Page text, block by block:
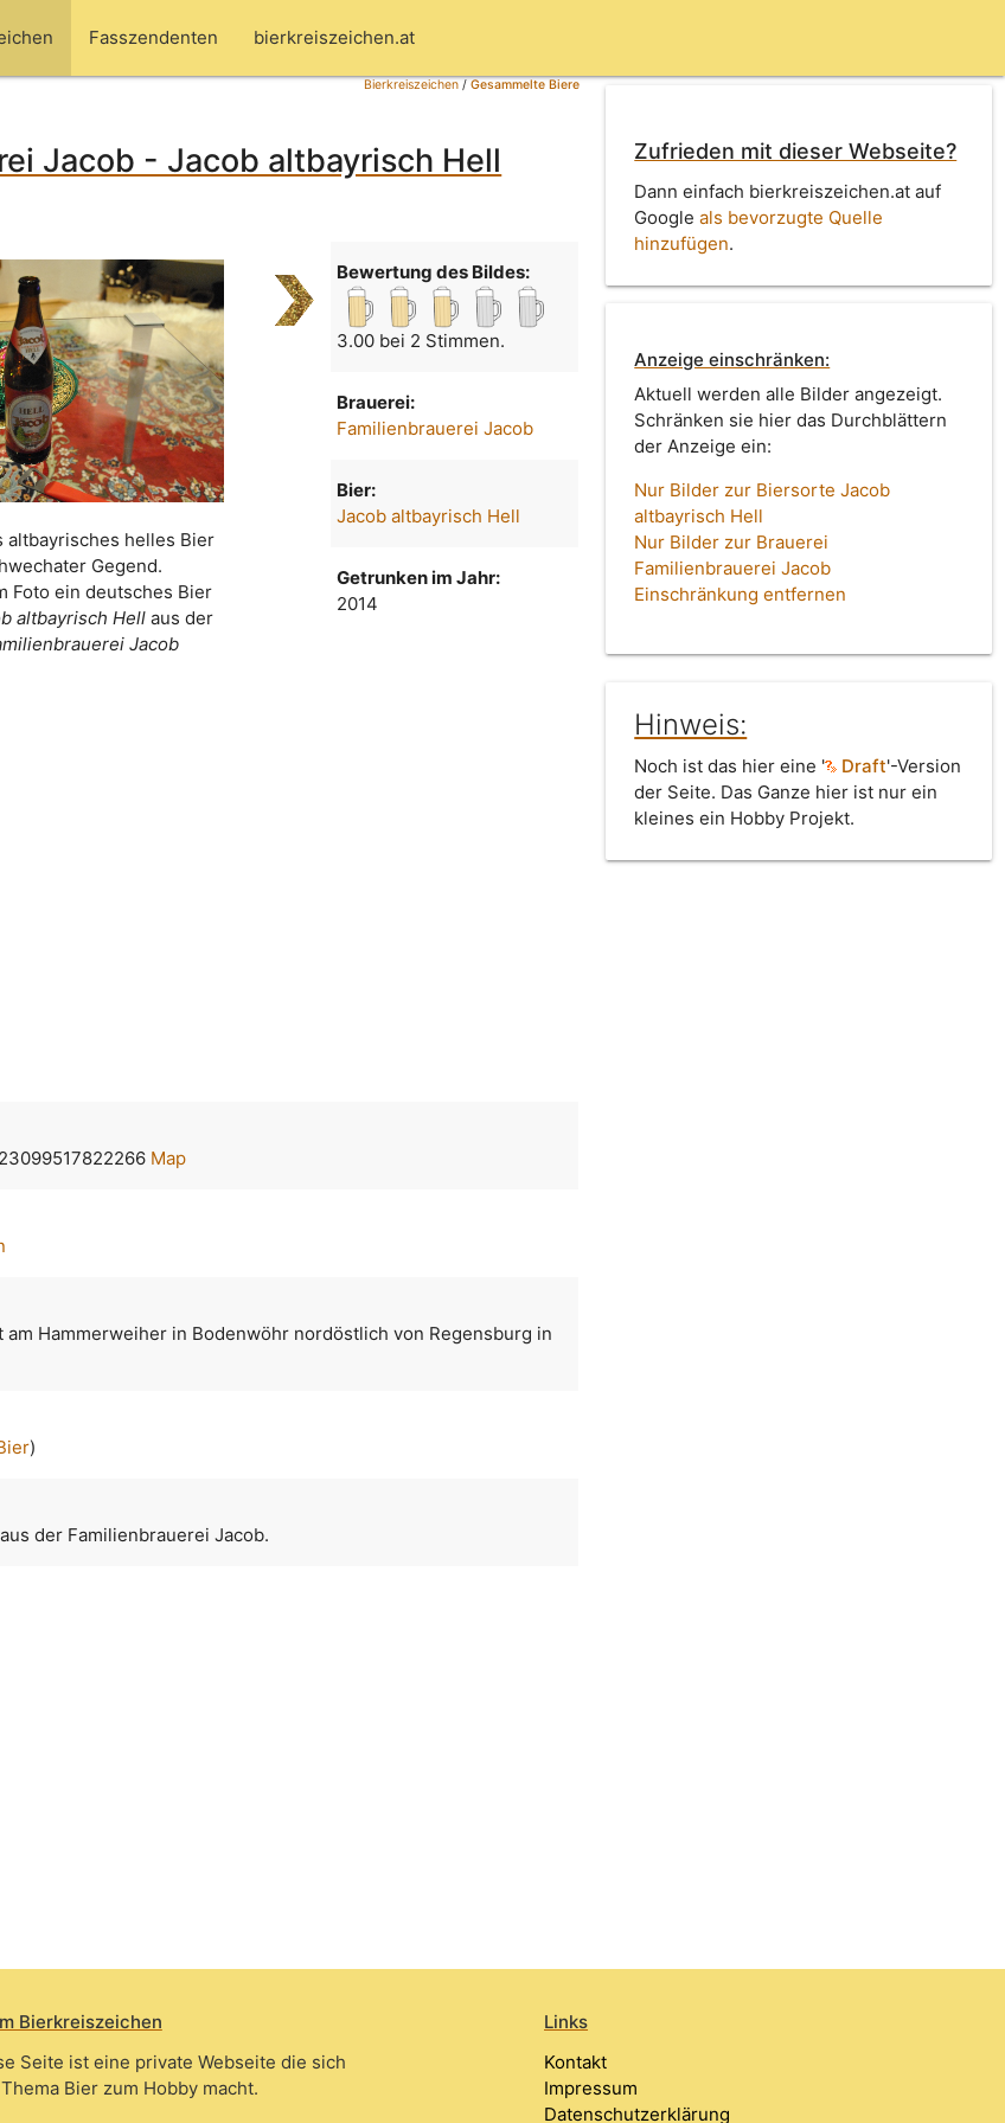
Fasszendenten bierkreiszeichen.at
Bierkreiszeichen/Gesammelte Biere
Jacob - Jacob altbayrisch Hell
altbayrisches helles Bier
Gegend.
Foto ein deutsches Bier
altbayrisch Hellaus der
Jacob
Bewertung des Bildes:
3.00 bei 2 Stimmen.
Brauerei:
Familienbrauerei Jacob
Bier:
Jacob altbayrisch Hell
Getrunken im Jahr:
2014
Zufrieden mit dieser Webseite?
Dann einfach bierkreiszeichen.at auf
Googleals bevorzugte Quelle
hinzufügen.
Anzeige einschränken:
Aktuell werden alle Bilder angezeigt.
Schränken sie hier das Durchblättern
der Anzeige ein:
Nur Bilder zur Biersorte Jacob
altbayrisch Hell
Nur Bilder zur Brauerei
Familienbrauerei Jacob
Einschränkung entfernen
Hinweis:
Noch ist das hier eine ' Draft'-Version
der Seite. Das Ganze hier ist nur ein
kleines ein Hobby Projekt.
Map
Hammerweiher in Bodenwöhr nordöstlich von Regensburg in
)
der Familienbrauerei Jacob.
Bierkreiszeichen
Seite ist eine private Webseite die sich
Bier zum Hobby macht.
Links
Kontakt
Impressum
Datenschutzerklärung